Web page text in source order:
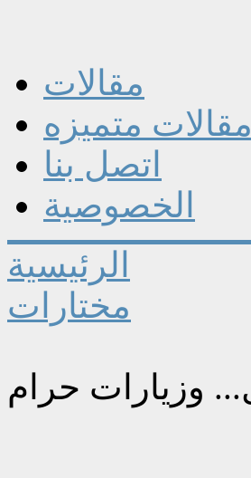
مقالات
مقالات متميزه
اتصل بنا
الخصوصية
الرئيسية
مختارات